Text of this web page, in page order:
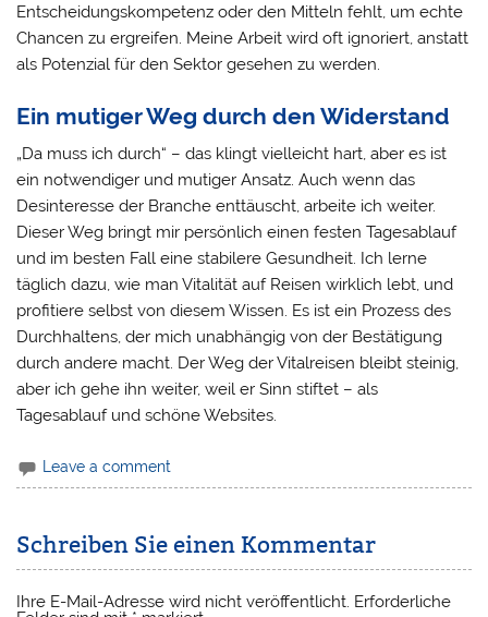
Entscheidungskompetenz oder den Mitteln fehlt, um echte
Chancen zu ergreifen. Meine Arbeit wird oft ignoriert, anstatt
als Potenzial für den Sektor gesehen zu werden.
Ein mutiger Weg durch den Widerstand
„Da muss ich durch“ – das klingt vielleicht hart, aber es ist
ein notwendiger und mutiger Ansatz. Auch wenn das
Desinteresse der Branche enttäuscht, arbeite ich weiter.
Dieser Weg bringt mir persönlich einen festen Tagesablauf
und im besten Fall eine stabilere Gesundheit. Ich lerne
täglich dazu, wie man Vitalität auf Reisen wirklich lebt, und
profitiere selbst von diesem Wissen. Es ist ein Prozess des
Durchhaltens, der mich unabhängig von der Bestätigung
durch andere macht. Der Weg der Vitalreisen bleibt steinig,
aber ich gehe ihn weiter, weil er Sinn stiftet – als
Tagesablauf und schöne Websites.
Leave a comment
Schreiben Sie einen Kommentar
Ihre E-Mail-Adresse wird nicht veröffentlicht. Erforderliche